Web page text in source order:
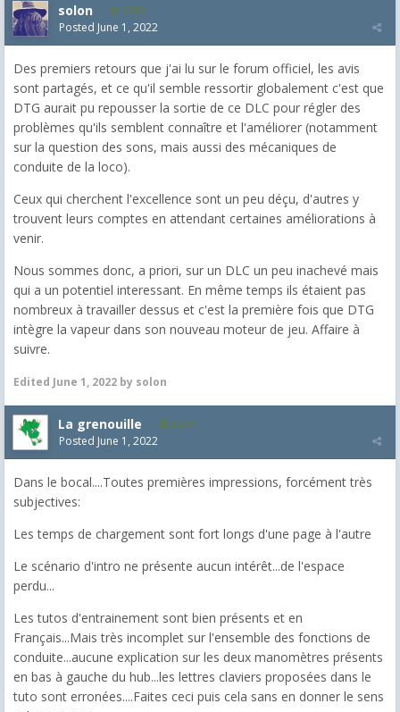
solon 1,553
Posted June 1, 2022
Des premiers retours que j'ai lu sur le forum officiel, les avis
sont partagés, et ce qu'il semble ressortir globalement c'est que
DTG aurait pu repousser la sortie de ce DLC pour régler des
problèmes qu'ils semblent connaître et l'améliorer (notamment
sur la question des sons, mais aussi des mécaniques de
conduite de la loco).
Ceux qui cherchent l'excellence sont un peu déçu, d'autres y
trouvent leurs comptes en attendant certaines améliorations à
venir.
Nous sommes donc, a priori, sur un DLC un peu inachevé mais
qui a un potentiel interessant. En même temps ils étaient pas
nombreux à travailler dessus et c'est la première fois que DTG
intègre la vapeur dans son nouveau moteur de jeu. Affaire à
suivre.
Edited June 1, 2022 by solon
La grenouille 3,271
Posted June 1, 2022
Dans le bocal....Toutes premières impressions, forcément très
subjectives:
Les temps de chargement sont fort longs d'une page à l'autre
Le scénario d'intro ne présente aucun intérêt...de l'espace
perdu...
Les tutos d'entrainement sont bien présents et en
Français...Mais très incomplet sur l'ensemble des fonctions de
conduite...aucune explication sur les deux manomètres présents
en bas à gauche du hub...les lettres claviers proposées dans le
tuto sont erronées....Faites ceci puis cela sans en donner le sens